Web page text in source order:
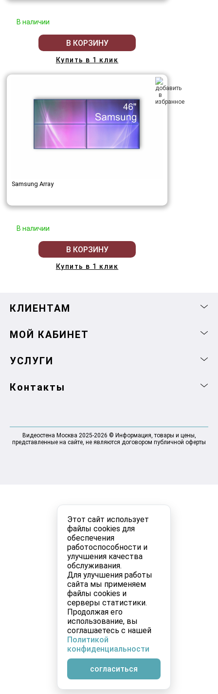
Этот сайт использует
файлы cookies для
обеспечения
работоспособности и
улучшения качества
обслуживания.
Для улучшения работы
сайта мы применяем
файлы cookies и
серверы статистики.
Продолжая его
использование, вы
соглашаетесь с нашей
Политикой
конфиденциальности
согласиться
В наличии
В КОРЗИНУ
Купить в 1 клик
Samsung Array
В наличии
В КОРЗИНУ
Купить в 1 клик
КЛИЕНТАМ
МОЙ КАБИНЕТ
УСЛУГИ
Контакты
Видеостена Москва 2025-2026 © Информация, товары и цены,
представленные на сайте, не являются договором публичной оферты